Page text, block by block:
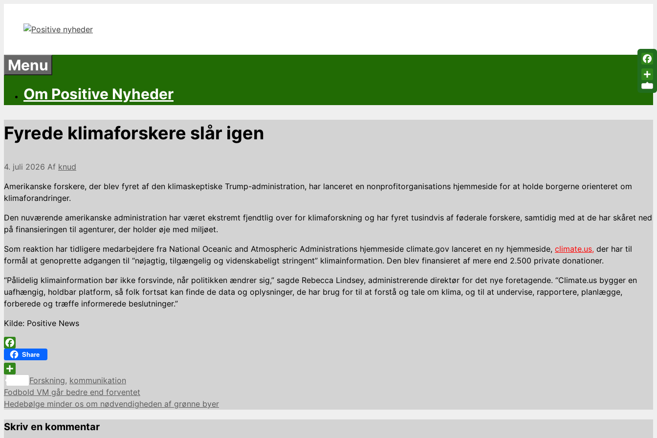
indhold
Menu
Om Positive Nyheder
Fyrede klimaforskere slår igen
4. juli 2026 Af knud
Amerikanske forskere, der blev fyret af den klimaskeptiske Trump-administration, har lanceret en nonprofitorganisations hjemmeside for at holde borgerne orienteret om
klimaforandringer.
Den nuværende amerikanske administration har været ekstremt fjendtlig over for klimaforskning og har fyret tusindvis af føderale forskere, samtidig med at de har skåret ned
på finansieringen til agenturer, der holder øje med miljøet.
Som reaktion har tidligere medarbejdere fra National Oceanic and Atmospheric Administrations hjemmeside climate.gov lanceret en ny hjemmeside, climate.us, der har til
formål at genoprette adgangen til “nøjagtig, tilgængelig og videnskabeligt stringent” klimainformation. Den blev finansieret af mere end 2.500 private donationer.
“Pålidelig klimainformation bør ikke forsvinde, når politikken ændrer sig,” sagde Rebecca Lindsey, administrerende direktør for det nye foretagende. “Climate.us bygger en
uafhængig, holdbar platform, så folk fortsat kan finde de data og oplysninger, de har brug for til at forstå og tale om klima, og til at undervise, rapportere, planlægge,
forberede og træffe informerede beslutninger.”
Kilde: Positive News
Facebook
Share
Share
Kategorier
Forskning, kommunikation
Fodbold VM går bedre end forventet
Hedebølge minder os om nødvendigheden af grønne byer
Skriv en kommentar